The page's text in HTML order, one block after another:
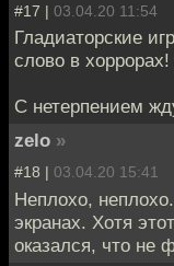
#17 | 03.04.20 11:54
Гладиаторские
слово в хоррорах!
С нетерпением
zelo »
#18 | 03.04.20 15:41
Неплохо,
экранах. Хотя
оказался, что не